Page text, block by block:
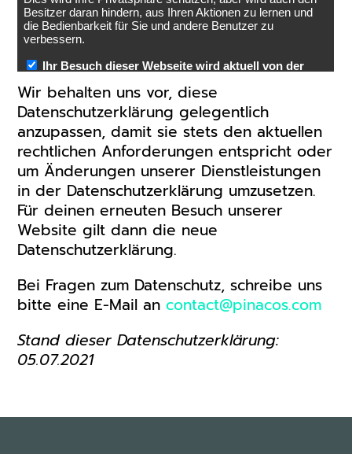
Wir behalten uns vor, diese
Datenschutzerklärung gelegentlich
anzupassen, damit sie stets den aktuellen
rechtlichen Anforderungen entspricht oder
um Änderungen unserer Dienstleistungen
in der Datenschutzerklärung umzusetzen.
Für deinen erneuten Besuch unserer
Website gilt dann die neue
Datenschutzerklärung.
Bei Fragen zum Datenschutz, schreibe uns
bitte eine E-Mail an contact@pinacos.com
Stand dieser Datenschutzerklärung:
05.07.2021